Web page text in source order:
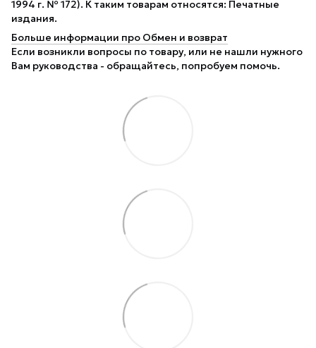
1994 г. № 172). К таким товарам относятся: Печатные
издания.
Больше информации про Обмен и возврат
Если возникли вопросы по товару, или не нашли нужного
Вам руководства - обращайтесь, попробуем помочь.